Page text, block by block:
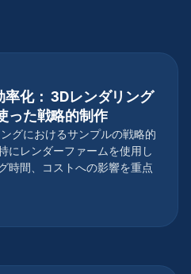
化： 3Dレンダリング
った戦略的制作
グにおけるサンプルの戦略的
にレンダーファームを使用し
時間、コストへの影響を重点